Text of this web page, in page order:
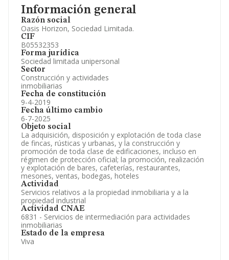
Información general
Razón social
Oasis Horizon, Sociedad Limitada.
CIF
B05532353
Forma jurídica
Sociedad limitada unipersonal
Sector
Construcción y actividades
inmobiliarias
Fecha de constitución
9-4-2019
Fecha último cambio
6-7-2025
Objeto social
La adquisición, disposición y explotación de toda clase
de fincas, rústicas y urbanas, y la construcción y
promoción de toda clase de edificaciones, incluso en
régimen de protección oficial; la promoción, realización
y explotación de bares, cafeterías, restaurantes,
mesones, ventas, bodegas, hoteles
Actividad
Servicios relativos a la propiedad inmobiliaria y a la
propiedad industrial
Actividad CNAE
6831 - Servicios de intermediación para actividades
inmobiliarias
Estado de la empresa
Viva
Información oficial y registral complementaria.